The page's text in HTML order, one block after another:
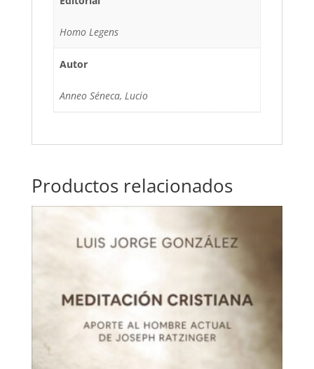
Homo Legens
Autor
Anneo Séneca, Lucio
Productos relacionados